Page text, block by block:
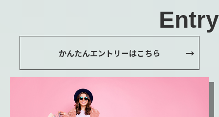
Entry
かんたんエントリーはこちら